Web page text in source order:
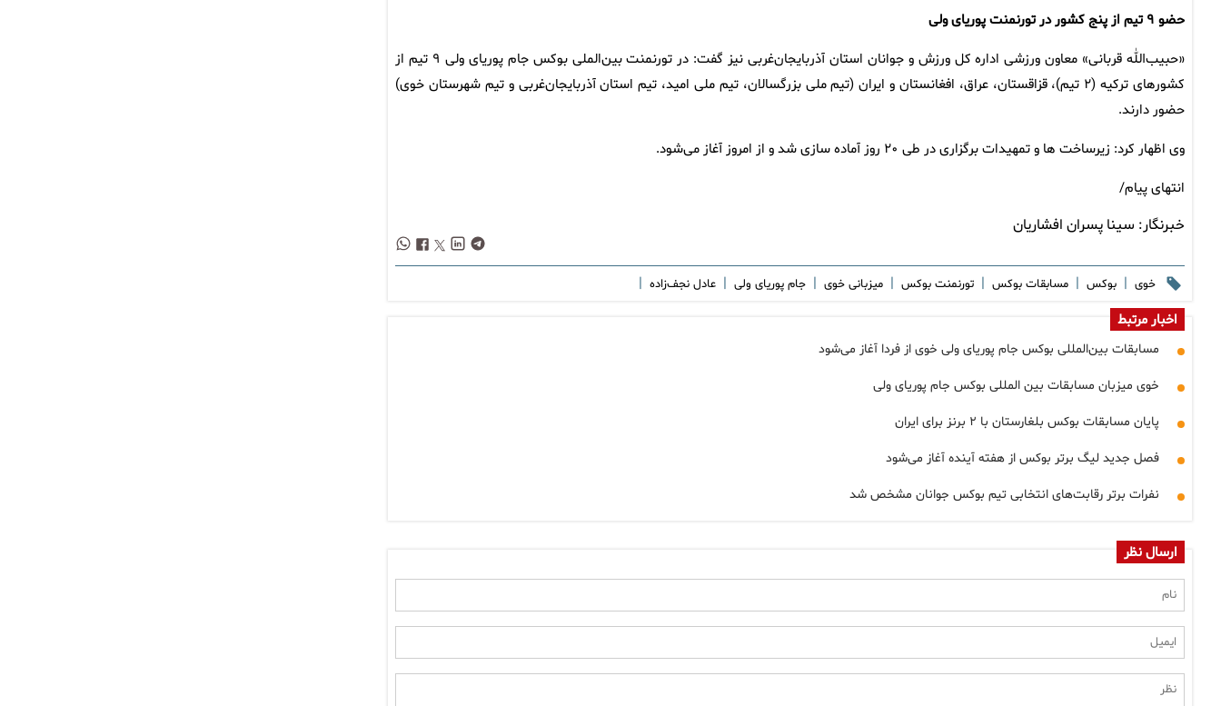
حضو ۹ تیم ازپنجکشوردرتورنمنتپوریایولی
«حبیب‌الله قربانی» معاون ورزشی اداره کل ورزش و جوانان استان آذربایجان‌غربی نیز گفت: در تورنمنت بین‌الملی بوکس جام پوریای ولی ۹ تیم از
کشورهای ترکیه (۲ تیم)، قزاقستان، عراق، افغانستان و ایران (تیم ملی بزرگسالان، تیم ملی امید، تیم استان آذربایجان‌غربی و تیم شهرستان خوی)
حضور دارند.
وی اظهار کرد: زیرساخت ها و تمهیدات برگزاری در طی ۲۰ روز آماده سازی شد و از امروز آغاز می‌شود.
انتهای پیام/
خبرنگار: سینا پسران افشاریان
خوی | بوکس | مسابقات بوکس | تورنمنت بوکس | میزبانی خوی | جام پوریای ولی | عادل نجف‌زاده |
اخبار مرتبط
مسابقات بین‌المللی بوکس جام پوریای ولی خوی از فردا آغاز می‌شود
خوی میزبان مسابقات بین المللی بوکس جام پوریای ولی
پایان مسابقات بوکس بلغارستان با ۲ برنز برای ایران
فصل جدید لیگ برتر بوکس از هفته آینده آغاز می‌شود
نفرات برتر رقابت‌های انتخابی تیم بوکس جوانان مشخص شد
ارسال نظر